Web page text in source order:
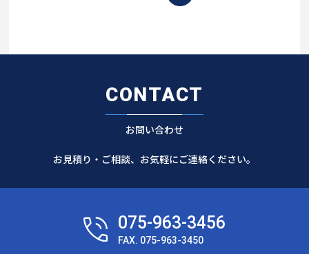
CONTACT
お問い合わせ
お見積り・ご相談、お気軽にご連絡ください。
075-963-3456
FAX. 075-963-3450